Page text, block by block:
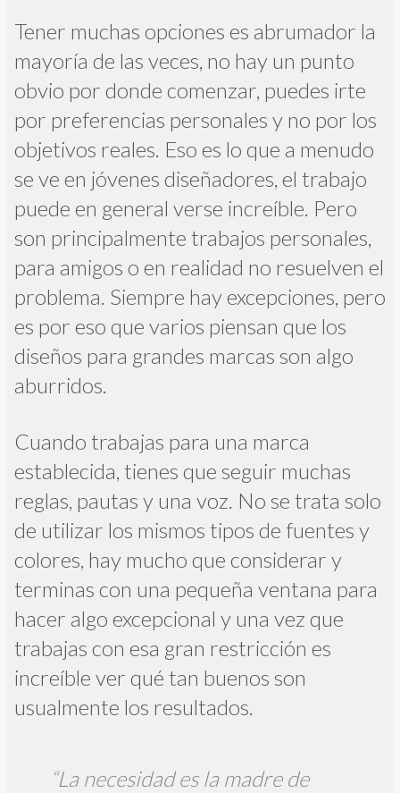
Tener muchas opciones es abrumador la
mayoría de las veces, no hay un punto
obvio por donde comenzar, puedes irte
por preferencias personales y no por los
objetivos reales. Eso es lo que a menudo
se ve en jóvenes diseñadores, el trabajo
puede en general verse increíble. Pero
son principalmente trabajos personales,
para amigos o en realidad no resuelven el
problema. Siempre hay excepciones, pero
es por eso que varios piensan que los
diseños para grandes marcas son algo
aburridos.
Cuando trabajas para una marca
establecida, tienes que seguir muchas
reglas, pautas y una voz. No se trata solo
de utilizar los mismos tipos de fuentes y
colores, hay mucho que considerar y
terminas con una pequeña ventana para
hacer algo excepcional y una vez que
trabajas con esa gran restricción es
increíble ver qué tan buenos son
usualmente los resultados.
“La necesidad es la madre de